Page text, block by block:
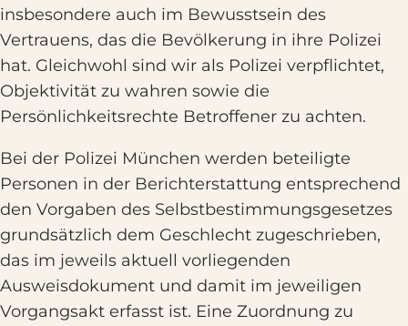
insbesondere auch im Bewusstsein des
Vertrauens, das die Bevölkerung in ihre Polizei
hat. Gleichwohl sind wir als Polizei verpflichtet,
Objektivität zu wahren sowie die
Persönlichkeitsrechte Betroffener zu achten.
Bei der Polizei München werden beteiligte
Personen in der Berichterstattung entsprechend
den Vorgaben des Selbstbestimmungsgesetzes
grundsätzlich dem Geschlecht zugeschrieben,
das im jeweils aktuell vorliegenden
Ausweisdokument und damit im jeweiligen
Vorgangsakt erfasst ist. Eine Zuordnung zu